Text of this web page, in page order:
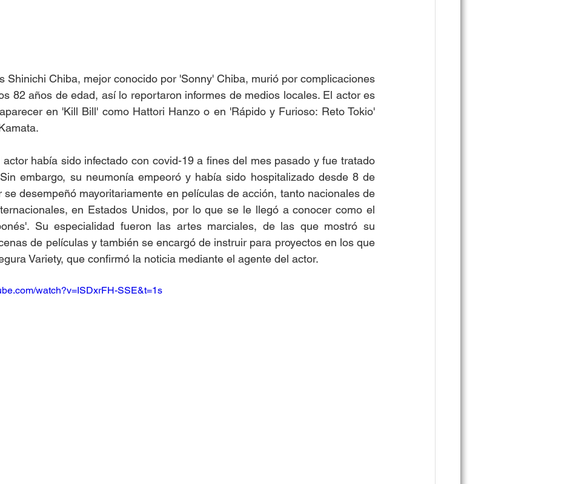
Shinichi Chiba, mejor conocido por 'Sonny' Chiba, murió por complicaciones
82 años de edad, así lo reportaron informes de medios locales. El actor es
en 'Kill Bill' como Hattori Hanzo o en 'Rápido y Furioso: Reto Tokio'
había sido infectado con covid-19 a fines del mes pasado y fue tratado
embargo, su neumonía empeoró y había sido hospitalizado desde 8 de
se desempeñó mayoritariamente en películas de acción, tanto nacionales de
en Estados Unidos, por lo que se le llegó a conocer como el
Su especialidad fueron las artes marciales, de las que mostró su
de películas y también se encargó de instruir para proyectos en los que
Variety, que confirmó la noticia mediante el agente del actor.
watch?v=ISDxrFH-SSE&t=1s